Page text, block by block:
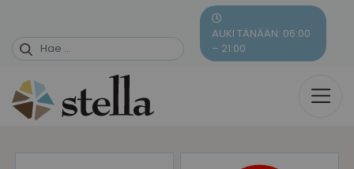
content
AUKI TÄNÄÄN: 06:00
– 21:00